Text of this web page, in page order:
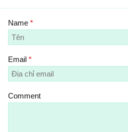
Name *
Email *
Comment